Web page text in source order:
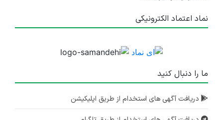
با سلام دوست گرامی
طبق قوانین سایت ایران استخدام امکان تایید لینک کارزار
۰